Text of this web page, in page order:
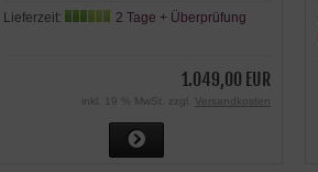
Lieferzeit: 2 Tage + Überprüfung
1.049,00 EUR
inkl. 19 % MwSt. zzgl. Versandkosten